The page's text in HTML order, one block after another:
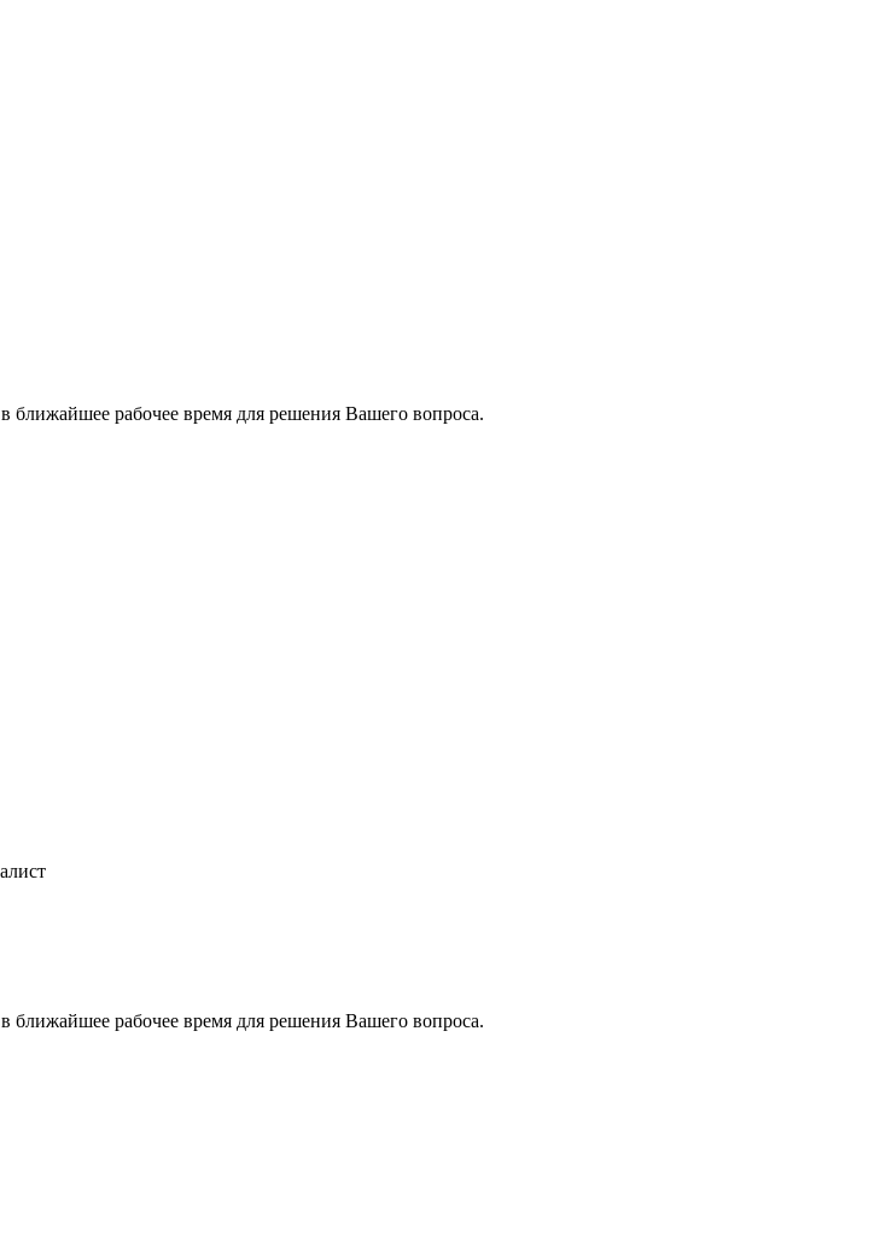
рабочее время для решения Вашего вопроса.
рабочее время для решения Вашего вопроса.